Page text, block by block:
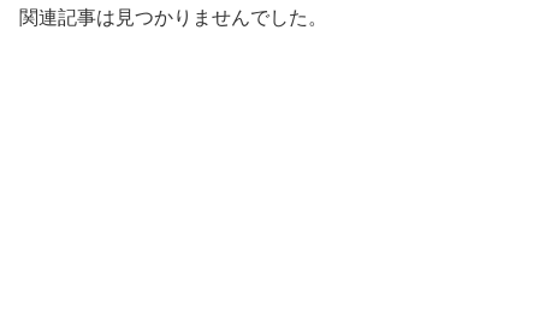
関連記事は見つかりませんでした。